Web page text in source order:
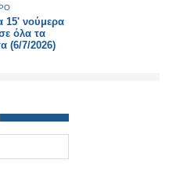
15' νούμερα
όλα τα
(6/7/2026)